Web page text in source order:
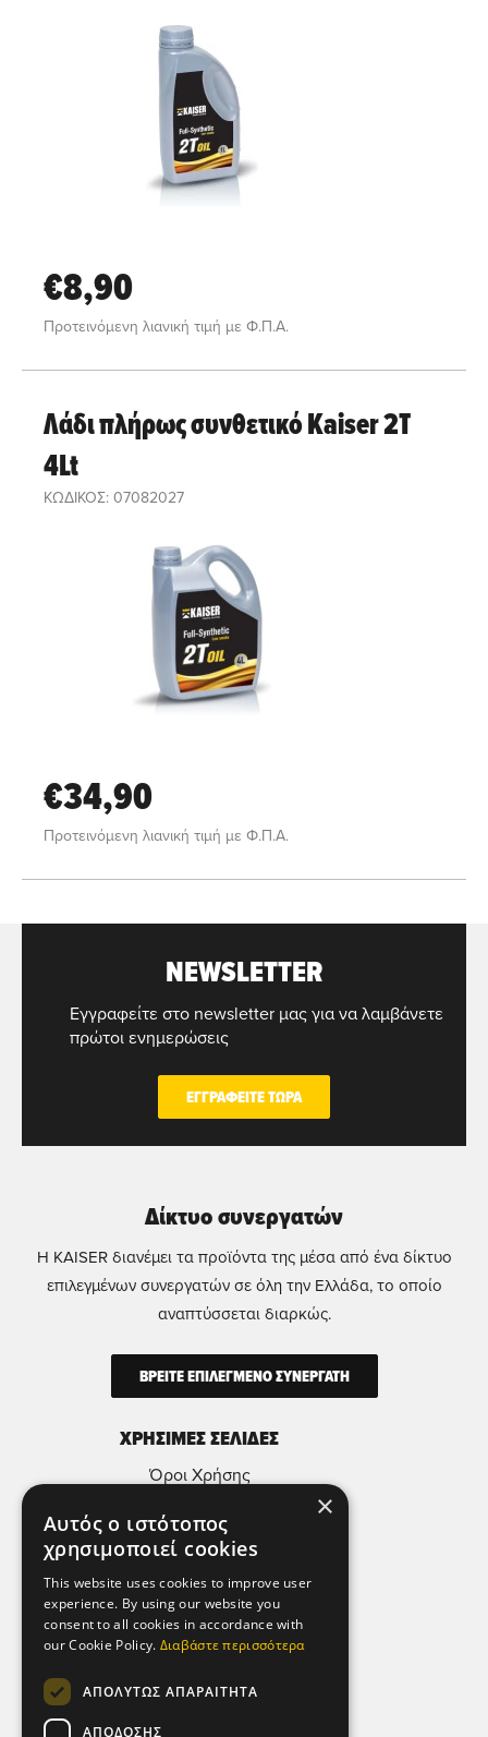
€8,90
Προτεινόμενη λιανική τιμή με Φ.Π.Α.
Λάδι πλήρως συνθετικό Kaiser 2T
4Lt
ΚΩΔΙΚΟΣ: 07082027
€34,90
Προτεινόμενη λιανική τιμή με Φ.Π.Α.
NEWSLETTER
Εγγραφείτε στο newsletter μας για να λαμβάνετε
πρώτοι ενημερώσεις
ΕΓΓΡΑΦΕΙΤΕ ΤΩΡΑ
ΧΡΗΣΙΜΕΣ ΣΕΛΙΔΕΣ
Όροι Χρήσης
Πολιτική Απορρήτου & Προστασίας
Προσωπικών Δεδομένων
Πολιτική Μικροδεδομένων (Cookies)
Δίκτυο συνεργατών
Η KAISER διανέμει τα προϊόντα της μέσα από ένα δίκτυο
επιλεγμένων συνεργατών σε όλη την Ελλάδα, το οποίο
αναπτύσσεται διαρκώς.
ΒΡΕΙΤΕ ΕΠΙΛΕΓΜΕΝΟ ΣΥΝΕΡΓΑΤΗ
ΕΠΙΚΟΙΝΩΝΙΑ
Λεωφ. Αθηνών 92,
×
Αυτός ο ιστότοπος
χρησιμοποιεί cookies
This website uses cookies to improve user
experience. By using our website you
consent to all cookies in accordance with
our Cookie Policy. Διαβάστε περισσότερα
ΑΠΟΛΎΤΩΣ ΑΠΑΡΑΊΤΗΤΑ
ΑΠΌΔΟΣΗΣ